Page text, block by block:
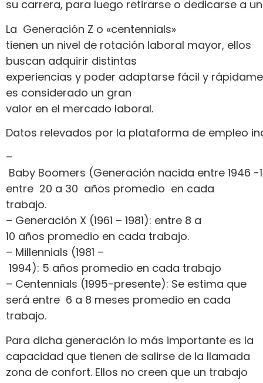
su carrera, para luego retirarse o dedicarse a
La Generación Z o «centennials»
tienen un nivel de rotación laboral mayor, ellos
buscan adquirir distintas
experiencias y poder adaptarse fácil y
es considerado un gran
valor en el mercado laboral.
Datos relevados por la plataforma de empleo
–
Baby Boomers (Generación nacida entre 1946 -
entre 20 a 30 años promedio en cada
trabajo.
– Generación X (1961 – 1981): entre 8 a
10 años promedio en cada trabajo.
– Millennials (1981 –
1994): 5 años promedio en cada trabajo
– Centennials (1995-presente): Se estima que
será entre 6 a 8 meses promedio en cada
trabajo.
Para dicha generación lo más importante es la
capacidad que tienen de salirse de la llamada
zona de confort. Ellos no creen que un trabajo